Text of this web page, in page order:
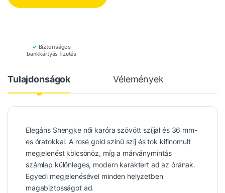
✓ Biztonságos
bankkártyás fizetés
Tulajdonságok Vélemények
Elegáns Shengke női karóra szövött szíjjal és 36 mm-
es óratokkal. A rosé gold színű szíj és tok kifinomult
megjelenést kölcsönöz, míg a márványmintás
számlap különleges, modern karaktert ad az órának.
Egyedi megjelenésével minden helyzetben
magabiztosságot ad.